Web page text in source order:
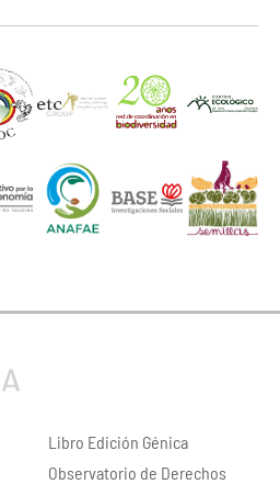
Libro Edición Génica
Observatorio de Derechos